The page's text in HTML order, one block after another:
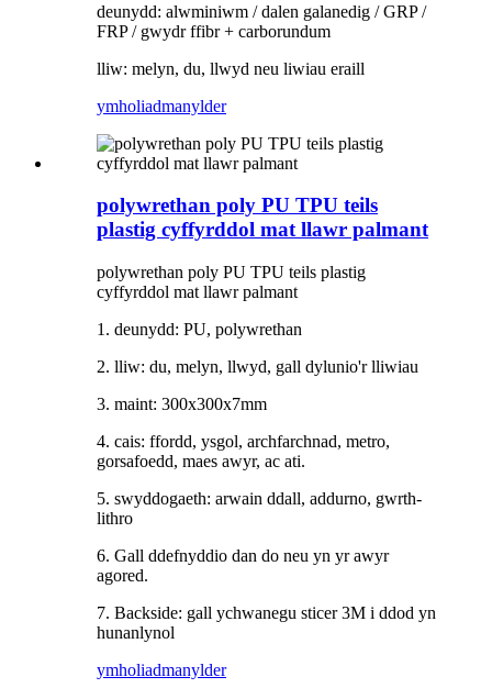
deunydd: alwminiwm / dalen galanedig / GRP /
FRP / gwydr ffibr + carborundum
lliw: melyn, du, llwyd neu liwiau eraill
ymholiadmanylder
polywrethan poly PU TPU teils
plastig cyffyrddol mat llawr palmant
polywrethan poly PU TPU teils plastig
cyffyrddol mat llawr palmant
1. deunydd: PU, polywrethan
2. lliw: du, melyn, llwyd, gall dylunio'r lliwiau
3. maint: 300x300x7mm
4. cais: ffordd, ysgol, archfarchnad, metro,
gorsafoedd, maes awyr, ac ati.
5. swyddogaeth: arwain ddall, addurno, gwrth-
lithro
6. Gall ddefnyddio dan do neu yn yr awyr
agored.
7. Backside: gall ychwanegu sticer 3M i ddod yn
hunanlynol
ymholiadmanylder